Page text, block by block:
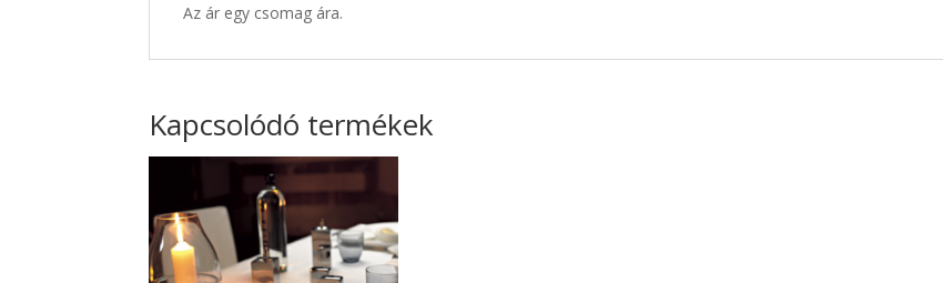
Az ár egy csomag ára.
Kapcsolódó termékek